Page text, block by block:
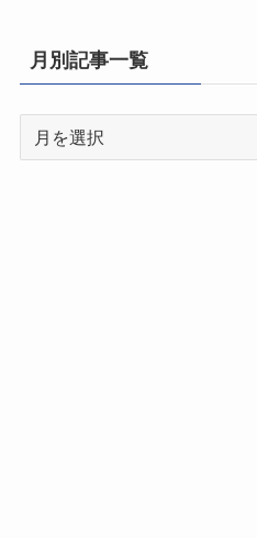
県
別
一
月別記事一覧